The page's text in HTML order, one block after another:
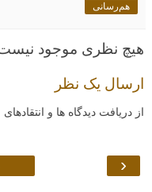
هم‌رسانی
هیچ نظری موجود
ارسال یک نظر
از دریافت دیدگاه ها و
‹